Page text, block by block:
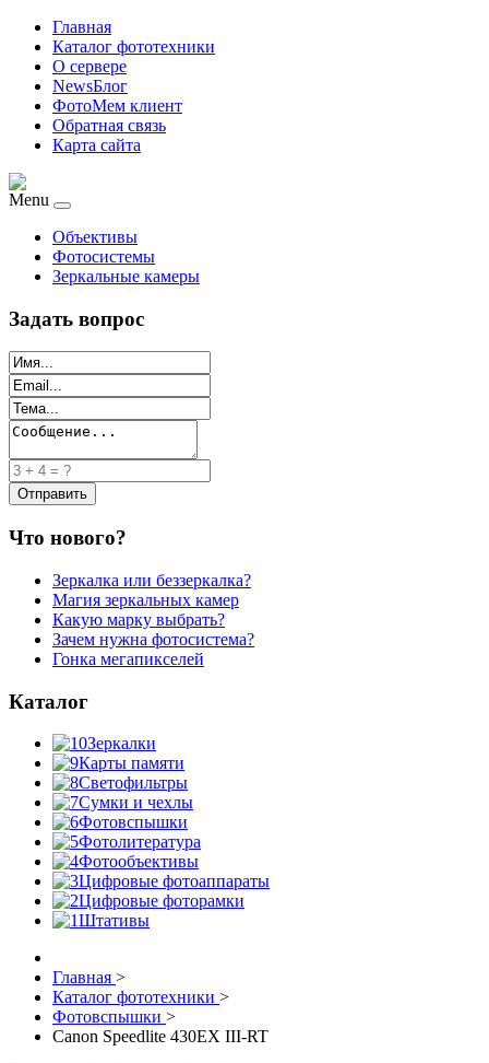
Главная
Каталог фототехники
О сервере
NewsБлог
ФотоМем клиент
Обратная связь
Карта сайта
Menu
Объективы
Фотосистемы
Зеркальные камеры
Задать вопрос
Что нового?
Зеркалка или беззеркалка?
Магия зеркальных камер
Какую марку выбрать?
Зачем нужна фотосистема?
Гонка мегапикселей
Каталог
Зеркалки
Карты памяти
Светофильтры
Сумки и чехлы
Фотовспышки
Фотолитература
Фотообъективы
Цифровые фотоаппараты
Цифровые фоторамки
Штативы
Главная >
Каталог фототехники >
Фотовспышки >
Canon Speedlite 430EX III-RT